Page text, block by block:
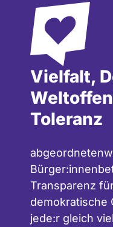
Vielfalt,
Toleranz
Transparenz
demokratische
jede:r gleich